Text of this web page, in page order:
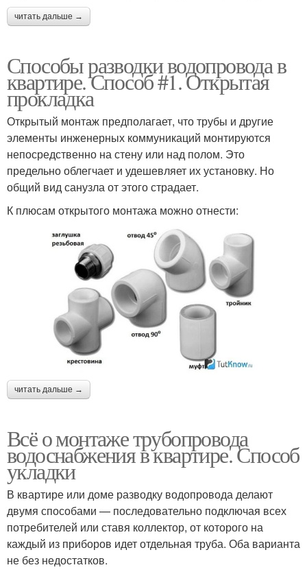
читать дальше →
Способы разводки водопровода в
квартире. Способ #1. Открытая
прокладка
Открытый монтаж предполагает, что трубы и другие
элементы инженерных коммуникаций монтируются
непосредственно на стену или над полом. Это
предельно облегчает и удешевляет их установку. Но
общий вид санузла от этого страдает.
К плюсам открытого монтажа можно отнести:
читать дальше →
Всё о монтаже трубопровода
водоснабжения в квартире. Способ
укладки
В квартире или доме разводку водопровода делают
двумя способами — последовательно подключая всех
потребителей или ставя коллектор, от которого на
каждый из приборов идет отдельная труба. Оба варианта
не без недостатков.